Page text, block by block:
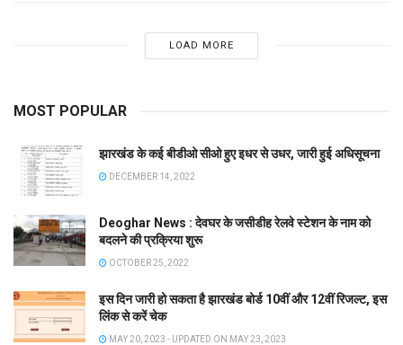
LOAD MORE
MOST POPULAR
झारखंड के कई बीडीओ सीओ हुए इधर से उधर, जारी हुई अधिसूचना
DECEMBER 14, 2022
Deoghar News : देवघर के जसीडीह रेलवे स्टेशन के नाम को
बदलने की प्रक्रिया शुरू
OCTOBER 25, 2022
इस दिन जारी हो सकता है झारखंड बोर्ड 10वीं और 12वीं रिजल्ट, इस
लिंक से करें चेक
MAY 20, 2023 - UPDATED ON MAY 23, 2023